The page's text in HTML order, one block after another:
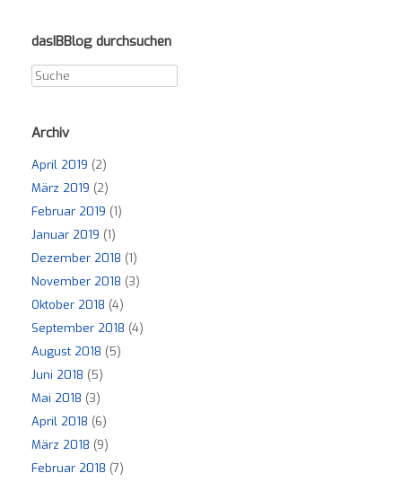
dasIBBlog durchsuchen
Archiv
April 2019 (2)
März 2019 (2)
Februar 2019 (1)
Januar 2019 (1)
Dezember 2018 (1)
November 2018 (3)
Oktober 2018 (4)
September 2018 (4)
August 2018 (5)
Juni 2018 (5)
Mai 2018 (3)
April 2018 (6)
März 2018 (9)
Februar 2018 (7)